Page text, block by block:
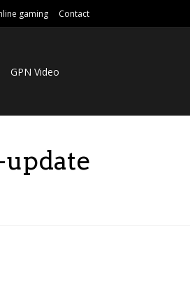
gaming Contact
GPN Video